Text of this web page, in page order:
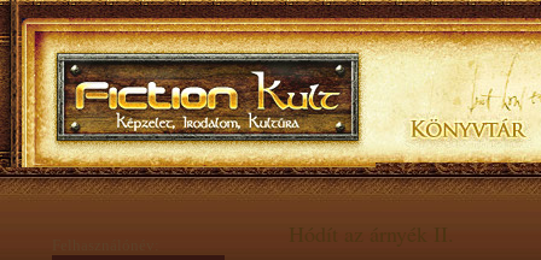
Hódít az árnyék II.